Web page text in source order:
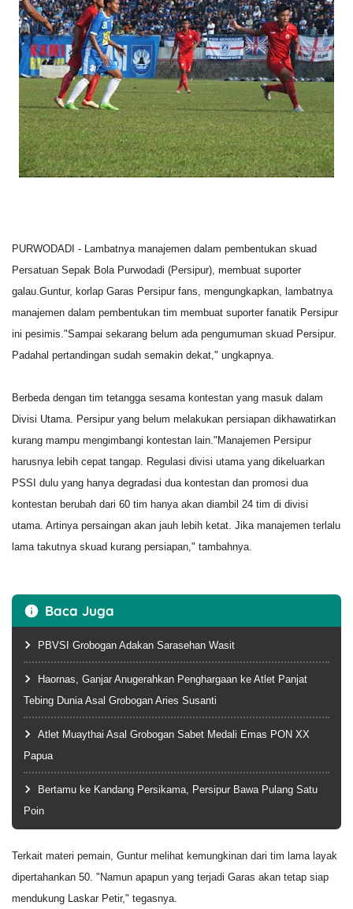
PURWODADI - Lambatnya manajemen dalam pembentukan skuad
Persatuan Sepak Bola Purwodadi (Persipur), membuat suporter
galau.Guntur, korlap Garas Persipur fans, mengungkapkan, lambatnya
manajemen dalam pembentukan tim membuat suporter fanatik Persipur
ini pesimis."Sampai sekarang belum ada pengumuman skuad Persipur.
Padahal pertandingan sudah semakin dekat," ungkapnya.
Berbeda dengan tim tetangga sesama kontestan yang masuk dalam
Divisi Utama. Persipur yang belum melakukan persiapan dikhawatirkan
kurang mampu mengimbangi kontestan lain."Manajemen Persipur
harusnya lebih cepat tangap. Regulasi divisi utama yang dikeluarkan
PSSI dulu yang hanya degradasi dua kontestan dan promosi dua
kontestan berubah dari 60 tim hanya akan diambil 24 tim di divisi
utama. Artinya persaingan akan jauh lebih ketat. Jika manajemen terlalu
lama takutnya skuad kurang persiapan," tambahnya.
Baca Juga
PBVSI Grobogan Adakan Sarasehan Wasit
Haornas, Ganjar Anugerahkan Penghargaan ke Atlet Panjat
Tebing Dunia Asal Grobogan Aries Susanti
Atlet Muaythai Asal Grobogan Sabet Medali Emas PON XX
Papua
Bertamu ke Kandang Persikama, Persipur Bawa Pulang Satu
Poin
Terkait materi pemain, Guntur melihat kemungkinan dari tim lama layak
dipertahankan 50. "Namun apapun yang terjadi Garas akan tetap siap
mendukung Laskar Petir," tegasnya.